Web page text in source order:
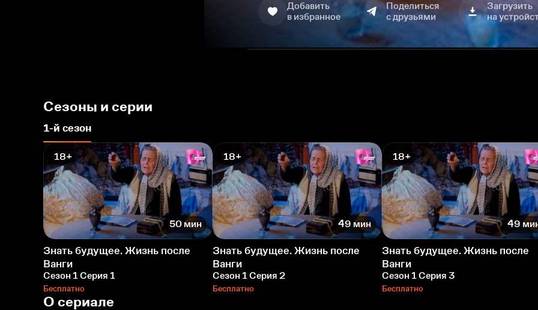
Добавить
в избранное
Поделиться
с друзьями
Загрузить
на
Сезоны и серии
1-й сезон
18+
50 мин
Знать будущее. Жизнь после
Ванги
Сезон 1 Серия 1
Бесплатно
18+
49 мин
Знать будущее. Жизнь после
Ванги
Сезон 1 Серия 2
Бесплатно
18+
49
Знать будущее. Жизнь после
Ванги
Сезон 1 Серия 3
Бесплатно
О сериале